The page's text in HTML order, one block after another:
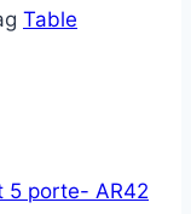
Table